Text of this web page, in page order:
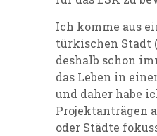
Ich komme aus
türkischen Stadt
deshalb schon
das Leben in
und daher habe
Projektanträgen
oder Städte